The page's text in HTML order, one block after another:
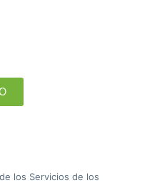
los Servicios de los